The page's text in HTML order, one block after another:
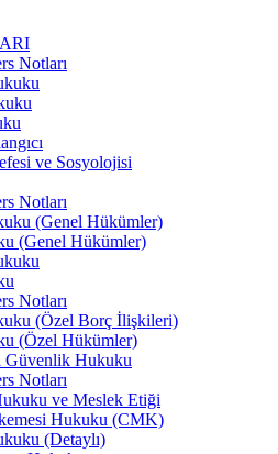
Notları
ve Sosyolojisi
Notları
(Genel Hükümler)
(Genel Hükümler)
Notları
(Özel Borç İlişkileri)
(Özel Hükümler)
Güvenlik Hukuku
Notları
ve Meslek Etiği
Hukuku (CMK)
(Detaylı)